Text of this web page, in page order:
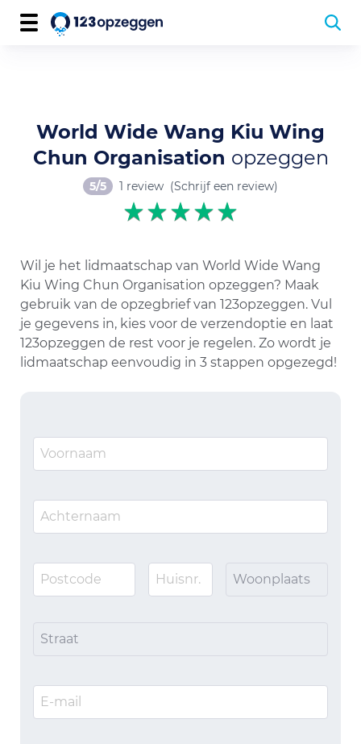
World Wide Wang Kiu Wing
Chun Organisation opzeggen
5/5 1 review (Schrijf een review)
Wil je het lidmaatschap van World Wide Wang
Kiu Wing Chun Organisation opzeggen? Maak
gebruik van de opzegbrief van 123opzeggen. Vul
je gegevens in, kies voor de verzendoptie en laat
123opzeggen de rest voor je regelen. Zo wordt je
lidmaatschap eenvoudig in 3 stappen opgezegd!
Woonplaats
Straat